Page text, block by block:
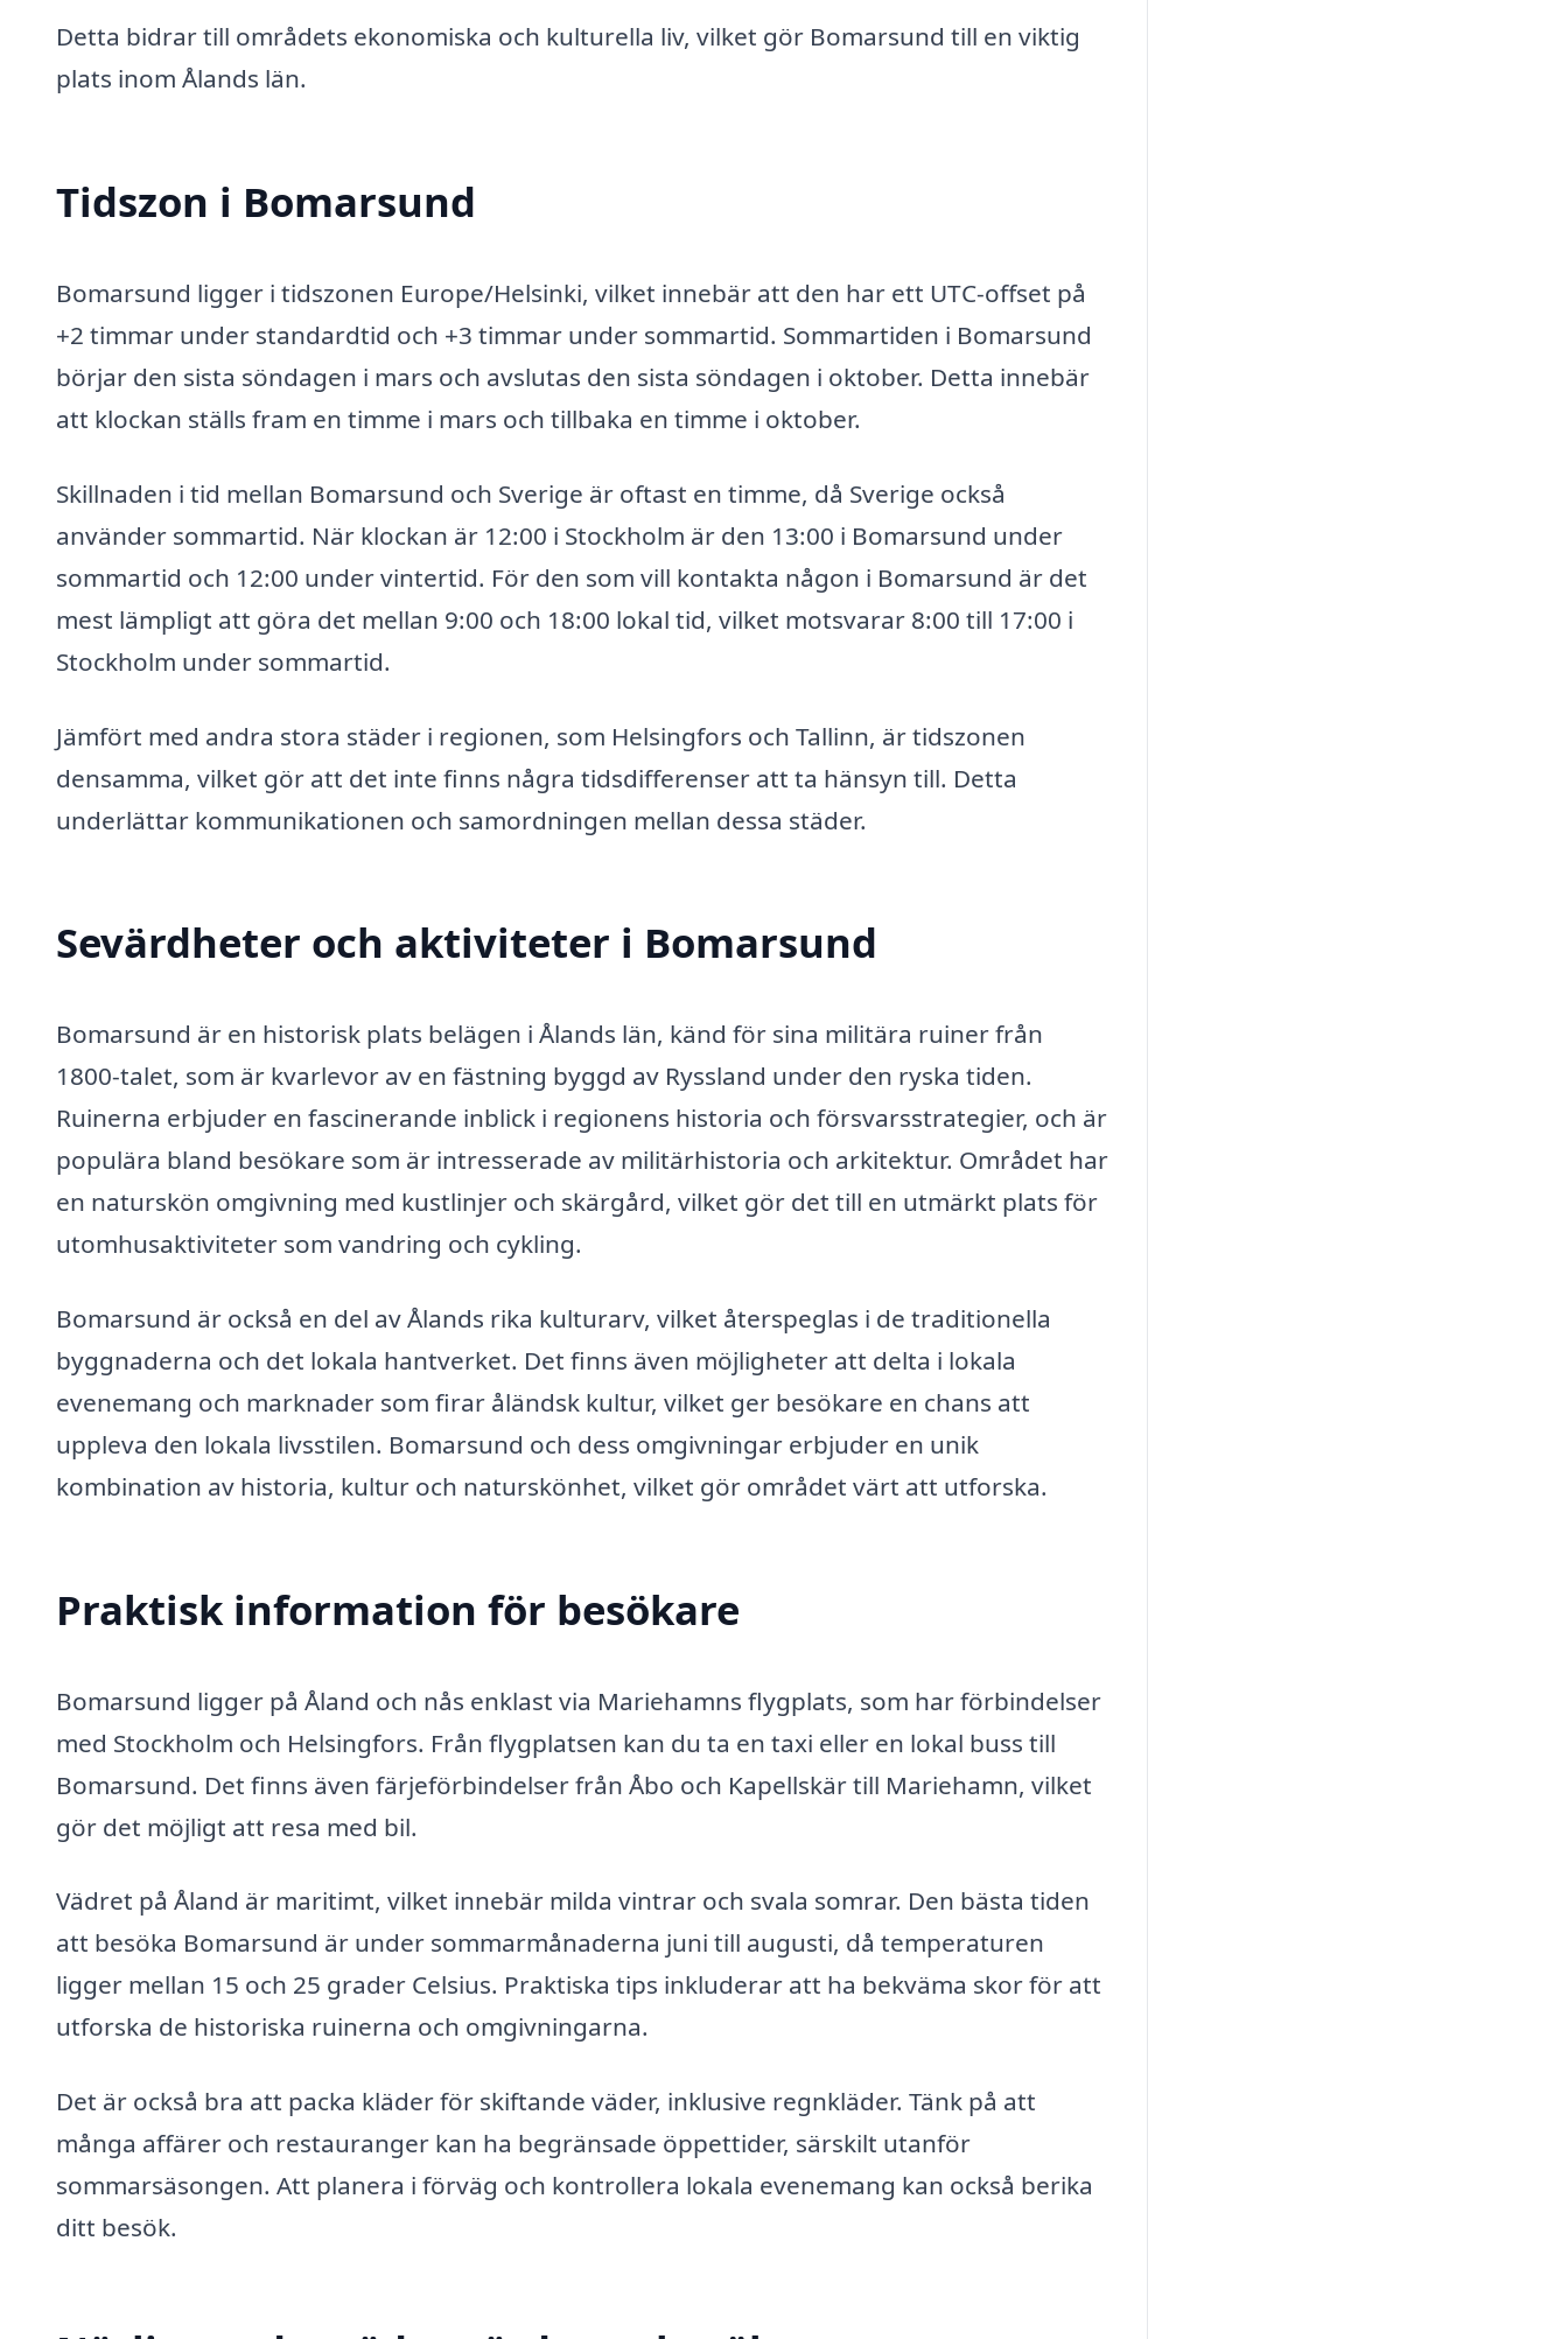
Detta bidrar till områdets ekonomiska och kulturella liv, vilket gör Bomarsund till en viktig
plats inom Ålands län.
Tidszon i Bomarsund
Bomarsund ligger i tidszonen Europe/Helsinki, vilket innebär att den har ett UTC-offset på
+2 timmar under standardtid och +3 timmar under sommartid. Sommartiden i Bomarsund
börjar den sista söndagen i mars och avslutas den sista söndagen i oktober. Detta innebär
att klockan ställs fram en timme i mars och tillbaka en timme i oktober.
Skillnaden i tid mellan Bomarsund och Sverige är oftast en timme, då Sverige också
använder sommartid. När klockan är 12:00 i Stockholm är den 13:00 i Bomarsund under
sommartid och 12:00 under vintertid. För den som vill kontakta någon i Bomarsund är det
mest lämpligt att göra det mellan 9:00 och 18:00 lokal tid, vilket motsvarar 8:00 till 17:00 i
Stockholm under sommartid.
Jämfört med andra stora städer i regionen, som Helsingfors och Tallinn, är tidszonen
densamma, vilket gör att det inte finns några tidsdifferenser att ta hänsyn till. Detta
underlättar kommunikationen och samordningen mellan dessa städer.
Sevärdheter och aktiviteter i Bomarsund
Bomarsund är en historisk plats belägen i Ålands län, känd för sina militära ruiner från
1800-talet, som är kvarlevor av en fästning byggd av Ryssland under den ryska tiden.
Ruinerna erbjuder en fascinerande inblick i regionens historia och försvarsstrategier, och är
populära bland besökare som är intresserade av militärhistoria och arkitektur. Området har
en naturskön omgivning med kustlinjer och skärgård, vilket gör det till en utmärkt plats för
utomhusaktiviteter som vandring och cykling.
Bomarsund är också en del av Ålands rika kulturarv, vilket återspeglas i de traditionella
byggnaderna och det lokala hantverket. Det finns även möjligheter att delta i lokala
evenemang och marknader som firar åländsk kultur, vilket ger besökare en chans att
uppleva den lokala livsstilen. Bomarsund och dess omgivningar erbjuder en unik
kombination av historia, kultur och naturskönhet, vilket gör området värt att utforska.
Praktisk information för besökare
Bomarsund ligger på Åland och nås enklast via Mariehamns flygplats, som har förbindelser
med Stockholm och Helsingfors. Från flygplatsen kan du ta en taxi eller en lokal buss till
Bomarsund. Det finns även färjeförbindelser från Åbo och Kapellskär till Mariehamn, vilket
gör det möjligt att resa med bil.
Vädret på Åland är maritimt, vilket innebär milda vintrar och svala somrar. Den bästa tiden
att besöka Bomarsund är under sommarmånaderna juni till augusti, då temperaturen
ligger mellan 15 och 25 grader Celsius. Praktiska tips inkluderar att ha bekväma skor för att
utforska de historiska ruinerna och omgivningarna.
Det är också bra att packa kläder för skiftande väder, inklusive regnkläder. Tänk på att
många affärer och restauranger kan ha begränsade öppettider, särskilt utanför
sommarsäsongen. Att planera i förväg och kontrollera lokala evenemang kan också berika
ditt besök.